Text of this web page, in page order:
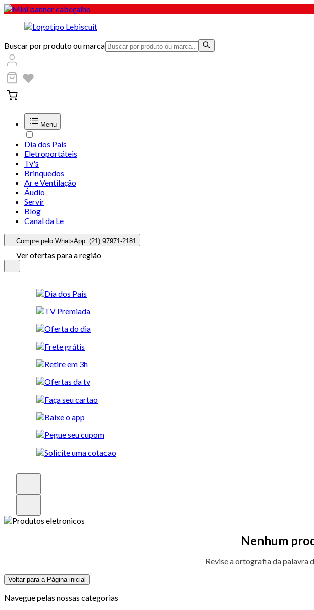
Buscar por produto ou marca
Menu
Dia dos Pais
Eletroportáteis
Tv's
Brinquedos
Ar e Ventilação
Áudio
Servir
Blog
Canal da Le
Compre pelo WhatsApp: (21) 97971-2181
Ver ofertas para a região
Nenhum
Revise a ortografia da palavra
Voltar para a Página inicial
Navegue pelas nossas categorias